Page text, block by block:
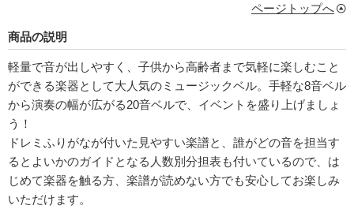
ページトップへ
商品の説明
軽量で音が出しやすく、子供から高齢者まで気軽に楽しむこと
ができる楽器として大人気のミュージックベル。手軽な8音ベル
から演奏の幅が広がる20音ベルで、イベントを盛り上げましょ
う！
ドレミふりがなが付いた見やすい楽譜と、誰がどの音を担当す
るとよいかのガイドとなる人数別分担表も付いているので、は
じめて楽器を触る方、楽譜が読めない方でも安心してお楽しみ
いただけます。